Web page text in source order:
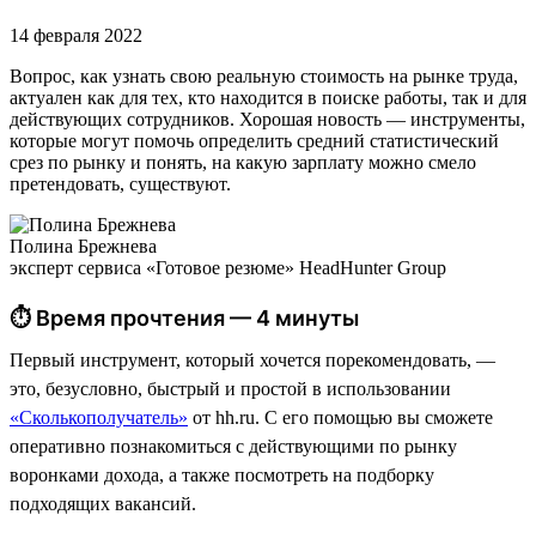
14 февраля 2022
Вопрос, как узнать свою реальную стоимость на рынке труда,
актуален как для тех, кто находится в поиске работы, так и для
действующих сотрудников. Хорошая новость — инструменты,
которые могут помочь определить средний статистический
срез по рынку и понять, на какую зарплату можно смело
претендовать, существуют.
Полина Брежнева
эксперт сервиса «Готовое резюме» HeadHunter Group
⏱ Время прочтения — 4 минуты
Первый инструмент, который хочется порекомендовать, —
это, безусловно, быстрый и простой в использовании
«Сколькополучатель» от hh.ru. С его помощью вы сможете
оперативно познакомиться с действующими по рынку
воронками дохода, а также посмотреть на подборку
подходящих вакансий.